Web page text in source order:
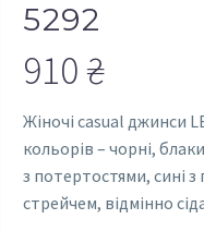
5292
910₴
Жіночі casual джинси
кольорів – чорні,
з потертостями, сині
стрейчем, відмінно